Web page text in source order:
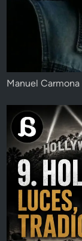
Manuel Carmona